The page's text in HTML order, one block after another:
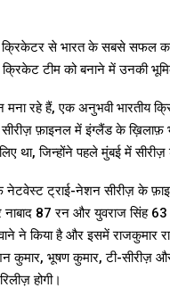
क्रिकेटर से भारत के सबसे
टीम को बनाने में उनकी
मना रहे हैं, एक अनुभवी भारतीय
फ़ाइनल में इंग्लैंड के ख़िलाफ़
था, जिन्होंने पहले मुंबई में सीरीज़
ट्राई-नेशन सीरीज़ के
87 रन और युवराज सिंह
ने किया है और इसमें
भूषण कुमार, टी-सीरीज़
होगी।